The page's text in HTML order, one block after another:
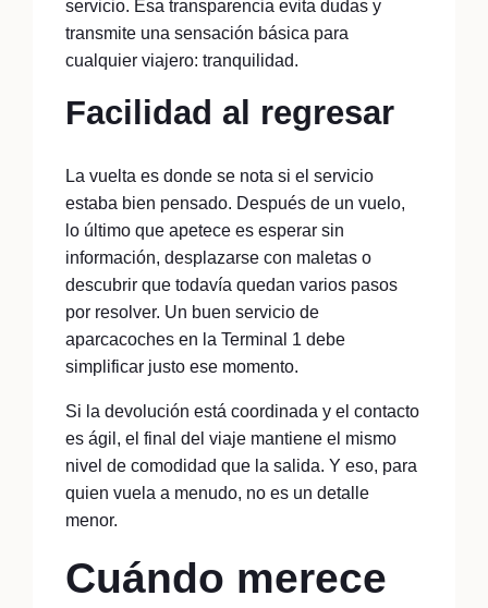
servicio. Esa transparencia evita dudas y
transmite una sensación básica para
cualquier viajero: tranquilidad.
Facilidad al regresar
La vuelta es donde se nota si el servicio
estaba bien pensado. Después de un vuelo,
lo último que apetece es esperar sin
información, desplazarse con maletas o
descubrir que todavía quedan varios pasos
por resolver. Un buen servicio de
aparcacoches en la Terminal 1 debe
simplificar justo ese momento.
Si la devolución está coordinada y el contacto
es ágil, el final del viaje mantiene el mismo
nivel de comodidad que la salida. Y eso, para
quien vuela a menudo, no es un detalle
menor.
Cuándo merece